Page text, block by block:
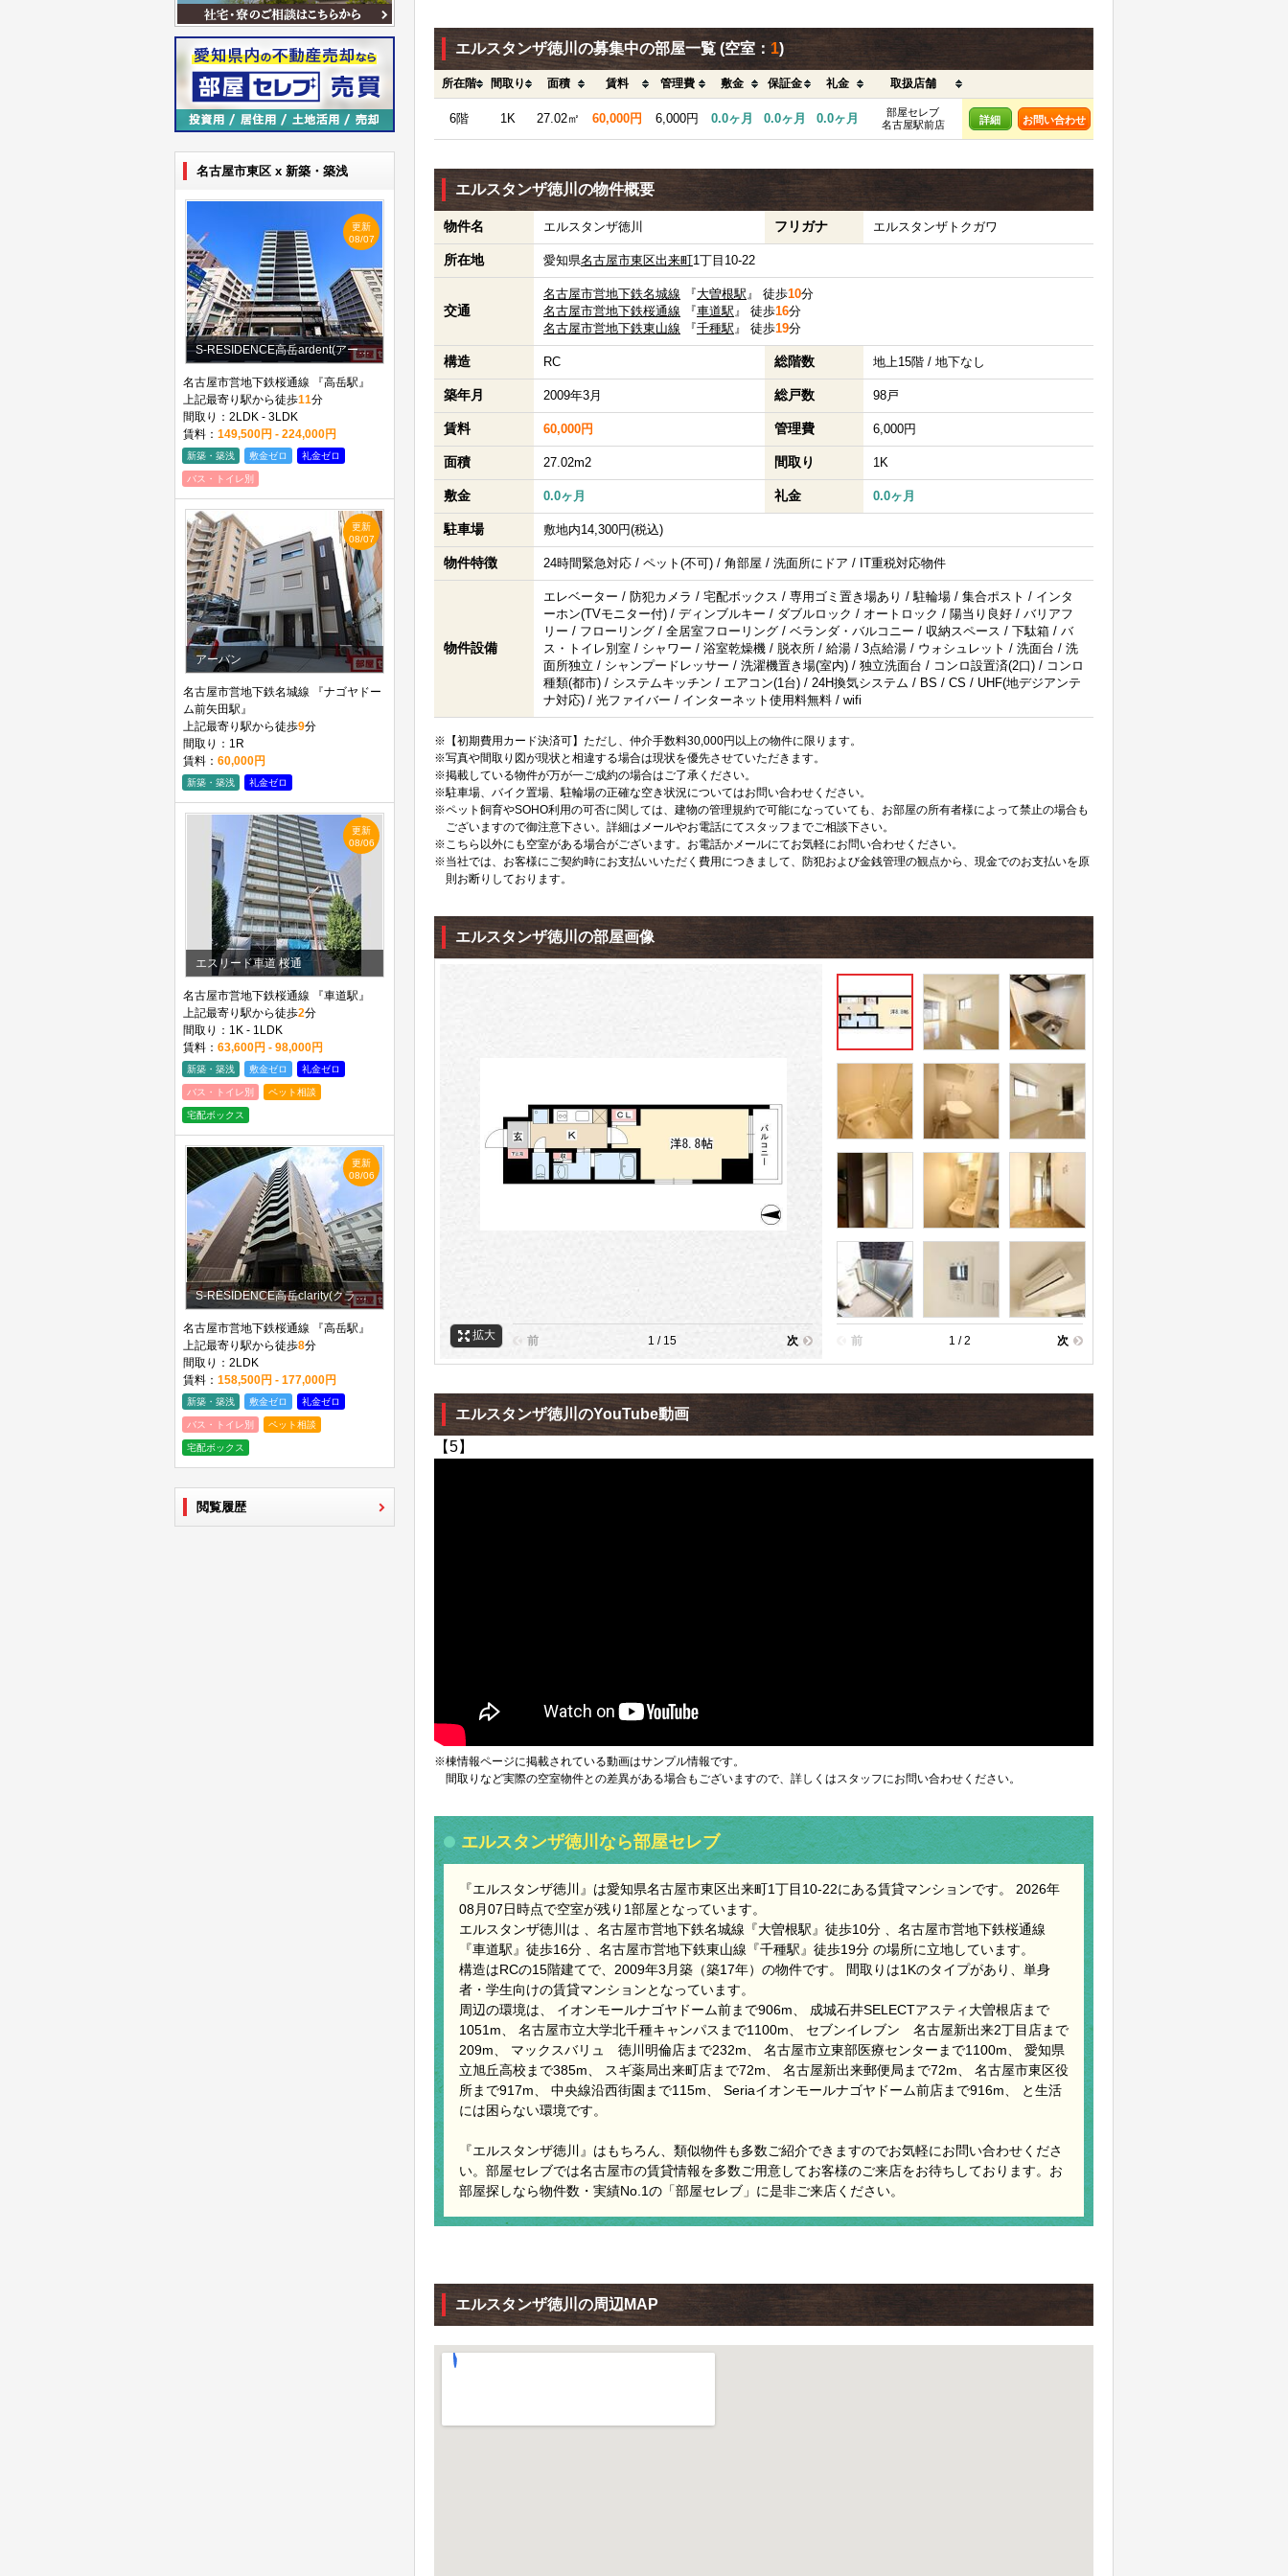
名古屋市東区 x 新築・築浅
更新
08/07
S-RESIDENCE高岳ardent(アーデント)
名古屋市営地下鉄桜通線 『高岳駅』
上記最寄り駅から徒歩11分
間取り：2LDK - 3LDK
賃料： 149,500円 - 224,000円
新築・築浅 敷金ゼロ 礼金ゼロ
バス・トイレ別
更新
08/07
アーバン
名古屋市営地下鉄名城線 『ナゴヤドー
ム前矢田駅』
上記最寄り駅から徒歩9分
間取り：1R
賃料： 60,000円
新築・築浅 礼金ゼロ
更新
08/06
エスリード車道 桜通
名古屋市営地下鉄桜通線 『車道駅』
上記最寄り駅から徒歩2分
間取り：1K - 1LDK
賃料： 63,600円 - 98,000円
新築・築浅 敷金ゼロ 礼金ゼロ
バス・トイレ別 ペット相談
宅配ボックス
更新
08/06
S-RESIDENCE高岳clarity(クラリティ)
名古屋市営地下鉄桜通線 『高岳駅』
上記最寄り駅から徒歩8分
間取り：2LDK
賃料： 158,500円 - 177,000円
新築・築浅 敷金ゼロ 礼金ゼロ
バス・トイレ別 ペット相談
宅配ボックス
閲覧履歴
エルスタンザ徳川の募集中の部屋一覧 (空室： 1)
所在階 間取り 面積 賃料 管理費 敷金 保証金 礼金 取扱店舗
6階 1K 27.02㎡ 60,000円 6,000円 0.0ヶ月 0.0ヶ月 0.0ヶ月
部屋セレブ
名古屋駅前店
詳細 お問い合わせ
エルスタンザ徳川の物件概要
物件名 エルスタンザ徳川 フリガナ エルスタンザトクガワ
所在地 愛知県名古屋市東区出来町1丁目10-22
交通
名古屋市営地下鉄名城線 『大曽根駅』 徒歩10分
名古屋市営地下鉄桜通線 『車道駅』 徒歩16分
名古屋市営地下鉄東山線 『千種駅』 徒歩19分
構造 RC 総階数 地上15階 / 地下なし
築年月 2009年3月 総戸数 98戸
賃料 60,000円 管理費 6,000円
面積 27.02m2 間取り 1K
敷金 0.0ヶ月 礼金 0.0ヶ月
駐車場 敷地内14,300円(税込)
物件特徴 24時間緊急対応 / ペット(不可) / 角部屋 / 洗面所にドア / IT重税対応物件
物件設備
エレベーター / 防犯カメラ / 宅配ボックス / 専用ゴミ置き場あり / 駐輪場 / 集合ポスト / インタ
ーホン(TVモニター付) / ディンブルキー / ダブルロック / オートロック / 陽当り良好 / バリアフ
リー / フローリング / 全居室フローリング / ベランダ・バルコニー / 収納スペース / 下駄箱 / バ
ス・トイレ別室 / シャワー / 浴室乾燥機 / 脱衣所 / 給湯 / 3点給湯 / ウォシュレット / 洗面台 / 洗
面所独立 / シャンプードレッサー / 洗濯機置き場(室内) / 独立洗面台 / コンロ設置済(2口) / コンロ
種類(都市) / システムキッチン / エアコン(1台) / 24H換気システム / BS / CS / UHF(地デジアンテ
ナ対応) / 光ファイバー / インターネット使用料無料 / wifi
※【初期費用カード決済可】ただし、仲介手数料30,000円以上の物件に限ります。
※写真や間取り図が現状と相違する場合は現状を優先させていただきます。
※掲載している物件が万が一ご成約の場合はご了承ください。
※駐車場、バイク置場、駐輪場の正確な空き状況についてはお問い合わせください。
※ペット飼育やSOHO利用の可否に関しては、建物の管理規約で可能になっていても、お部屋の所有者様によって禁止の場合も
ございますので御注意下さい。詳細はメールやお電話にてスタッフまでご相談下さい。
※こちら以外にも空室がある場合がございます。お電話かメールにてお気軽にお問い合わせください。
※当社では、お客様にご契約時にお支払いいただく費用につきまして、防犯および金銭管理の観点から、現金でのお支払いを原
則お断りしております。
エルスタンザ徳川の部屋画像
拡大 前 1 / 15 次 前 1 / 2 次
エルスタンザ徳川のYouTube動画
【5】
※棟情報ページに掲載されている動画はサンプル情報です。
間取りなど実際の空室物件との差異がある場合もございますので、詳しくはスタッフにお問い合わせください。
エルスタンザ徳川なら部屋セレブ
『エルスタンザ徳川』は愛知県名古屋市東区出来町1丁目10-22にある賃貸マンションです。 2026年
08月07日時点で空室が残り1部屋となっています。
エルスタンザ徳川は 、名古屋市営地下鉄名城線『大曽根駅』徒歩10分 、名古屋市営地下鉄桜通線
『車道駅』徒歩16分 、名古屋市営地下鉄東山線『千種駅』徒歩19分 の場所に立地しています。
構造はRCの15階建てで、2009年3月築（築17年）の物件です。 間取りは1Kのタイプがあり、単身
者・学生向けの賃貸マンションとなっています。
周辺の環境は、 イオンモールナゴヤドーム前まで906m、 成城石井SELECTアスティ大曽根店まで
1051m、 名古屋市立大学北千種キャンパスまで1100m、 セブンイレブン 名古屋新出来2丁目店まで
209m、 マックスバリュ 徳川明倫店まで232m、 名古屋市立東部医療センターまで1100m、 愛知県
立旭丘高校まで385m、 スギ薬局出来町店まで72m、 名古屋新出来郵便局まで72m、 名古屋市東区役
所まで917m、 中央線沿西街園まで115m、 Seriaイオンモールナゴヤドーム前店まで916m、 と生活
には困らない環境です。
『エルスタンザ徳川』はもちろん、類似物件も多数ご紹介できますのでお気軽にお問い合わせくださ
い。部屋セレブでは名古屋市の賃貸情報を多数ご用意してお客様のご来店をお待ちしております。お
部屋探しなら物件数・実績No.1の「部屋セレブ」に是非ご来店ください。
エルスタンザ徳川の周辺MAP